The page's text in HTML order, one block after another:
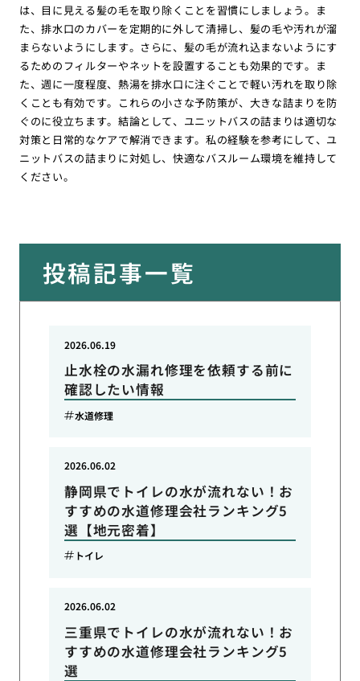
は、目に見える髪の毛を取り除くことを習慣にしましょう。ま
た、排水口のカバーを定期的に外して清掃し、髪の毛や汚れが溜
まらないようにします。さらに、髪の毛が流れ込まないようにす
るためのフィルターやネットを設置することも効果的です。ま
た、週に一度程度、熱湯を排水口に注ぐことで軽い汚れを取り除
くことも有効です。これらの小さな予防策が、大きな詰まりを防
ぐのに役立ちます。結論として、ユニットバスの詰まりは適切な
対策と日常的なケアで解消できます。私の経験を参考にして、ユ
ニットバスの詰まりに対処し、快適なバスルーム環境を維持して
ください。
投稿記事一覧
止水栓の水漏れ修理を依頼する前に
確認したい情報
2026.06.19
水道修理
静岡県でトイレの水が流れない！お
すすめの水道修理会社ランキング5
選【地元密着】
2026.06.02
トイレ
三重県でトイレの水が流れない！お
すすめの水道修理会社ランキング5
選
2026.06.02